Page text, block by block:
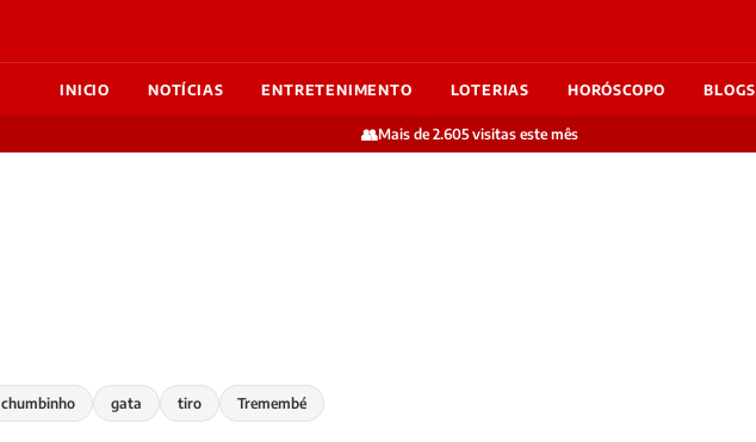
INICIO NOTÍCIAS ENTRETENIMENTO LOTERIAS HORÓSCOPO BLOGS
👥Mais de 2.605 visitas este mês
chumbinho gata tiro Tremembé